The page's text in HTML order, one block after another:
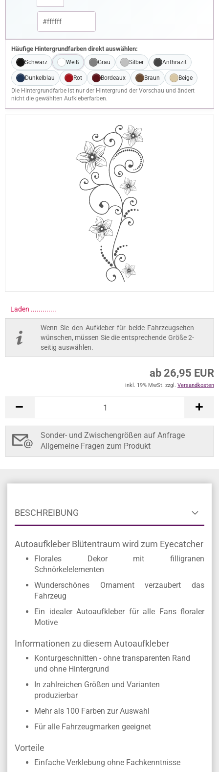
Häufige Hintergrundfarben direkt auswählen:
Schwarz Weiß Grau Silber Anthrazit
Dunkelblau Rot Bordeaux Braun
Beige
Die Hintergrundfarbe ist nur der Hintergrund der Vorschau und ändert
nicht die gewählten Aufkleberfarben.
Laden ..............
Wenn Sie den Aufkleber für beide Fahrzeugseiten
wünschen, müssen Sie die entsprechende Größe 2-
seitig auswählen.
ab 26,95 EUR
inkl. 19% MwSt. zzgl. Versandkosten
Sonder- und Zwischengrößen auf Anfrage
Allgemeine Fragen zum Produkt
BESCHREIBUNG
Autoaufkleber Blütentraum wird zum Eyecatcher
Florales Dekor mit filligranen
Schnörkelelementen
Wunderschönes Ornament verzaubert das
Fahrzeug
Ein idealer Autoaufkleber für alle Fans floraler
Motive
Informationen zu diesem Autoaufkleber
Konturgeschnitten - ohne transparenten Rand
und ohne Hintergrund
In zahlreichen Größen und Varianten
produzierbar
Mehr als 100 Farben zur Auswahl
Für alle Fahrzeugmarken geeignet
Vorteile
Einfache Verklebung ohne Fachkenntnisse